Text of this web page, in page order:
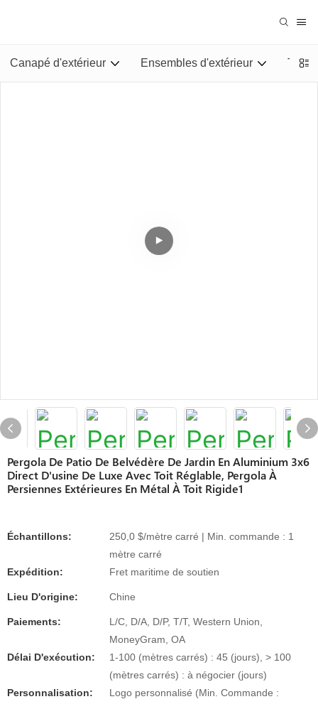
Canapé d'extérieur Ensembles d'extérieur
Pergola De Patio De Belvédère De Jardin En Aluminium 3x6
Direct D'usine De Luxe Avec Toit Réglable, Pergola À
Persiennes Extérieures En Métal À Toit Rigide1
Échantillons:
250,0 $/mètre carré | Min. commande : 1
mètre carré
Expédition:
Fret maritime de soutien
Lieu D'origine: Chine
Paiements:
L/C, D/A, D/P, T/T, Western Union,
MoneyGram, OA
Délai D'exécution:
1-100 (mètres carrés) : 45 (jours), > 100
(mètres carrés) : à négocier (jours)
Personnalisation:
Logo personnalisé (Min. Commande :